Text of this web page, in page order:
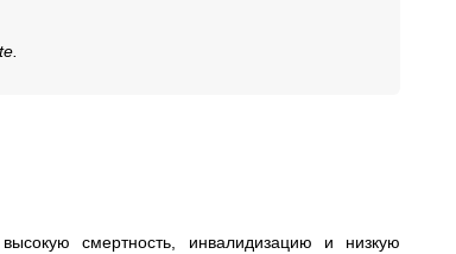
смертность, инвалидизацию и низкую